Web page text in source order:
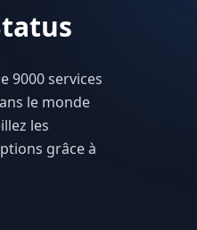
9000 services
le monde
les
grâce à